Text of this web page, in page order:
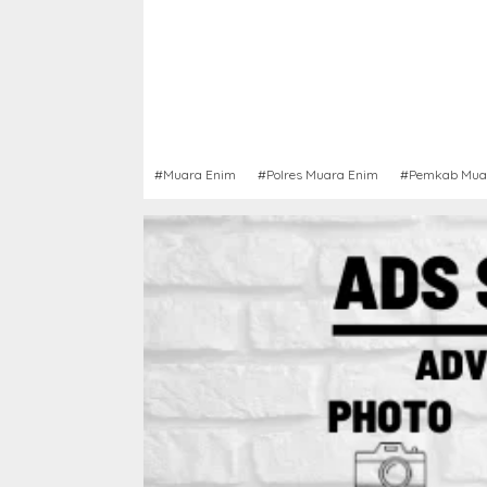
#Muara Enim #Polres Muara Enim #Pemkab